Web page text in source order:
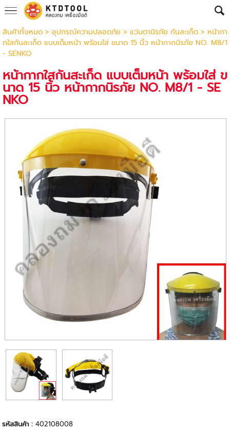
สินค้าทั้งหมด> อุปกรณ์ความปลอดภัย > แว่นตานิรภัย กันสะเก็ด> หน้ากา
กใสกันสะเก็ด แบบเต็มหน้า พร้อมใส่ ขนาด 15 นิ้ว หน้ากากนิรภัย NO. M8/1
- SENKO
หน้ากากใสกันสะเก็ด แบบเต็มหน้า พร้อมใส่ ข
นาด 15 นิ้ว หน้ากากนิรภัย NO. M8/1 - SE
NKO
รหัสสินค้า :402108008